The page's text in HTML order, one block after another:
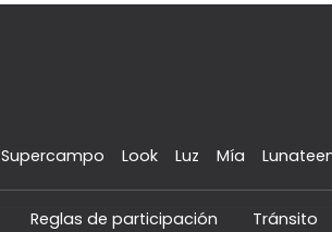
Supercampo Look Luz Mía
Reglas de participación Tránsito